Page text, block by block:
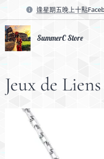
逢星期五晚上十點
SummerC Store
Jeux de